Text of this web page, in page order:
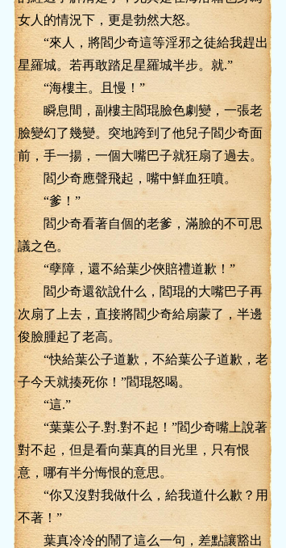
女人的情況下，更是勃然大怒。
“來人，將閻少奇這等淫邪之徒給我趕出
星羅城。若再敢踏足星羅城半步。就.”
“海樓主。且慢！”
瞬息間，副樓主閻琨臉色劇變，一張老
臉變幻了幾變。突地跨到了他兒子閻少奇面
前，手一揚，一個大嘴巴子就狂扇了過去。
閻少奇應聲飛起，嘴中鮮血狂噴。
“爹！”
閻少奇看著自個的老爹，滿臉的不可思
議之色。
“孽障，還不給葉少俠賠禮道歉！”
閻少奇還欲說什么，閻琨的大嘴巴子再
次扇了上去，直接將閻少奇給扇蒙了，半邊
俊臉腫起了老高。
“快給葉公子道歉，不給葉公子道歉，老
子今天就揍死你！”閻琨怒喝。
“這.”
“葉葉公子.對.對不起！”閻少奇嘴上說著
對不起，但是看向葉真的目光里，只有恨
意，哪有半分悔恨的意思。
“你又沒對我做什么，給我道什么歉？用
不著！”
葉真冷冷的鬧了這么一句，差點讓豁出